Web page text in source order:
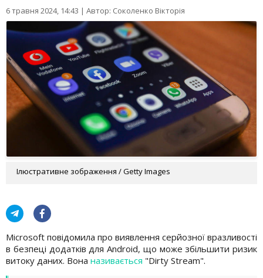
6 травня 2024, 14:43 | Автор: Соколенко Вікторія
Ілюстративне зображення / Getty Images
Microsoft повідомила про виявлення серйозної вразливості
в безпеці додатків для Android, що може збільшити ризик
витоку даних. Вона називається "Dirty Stream".